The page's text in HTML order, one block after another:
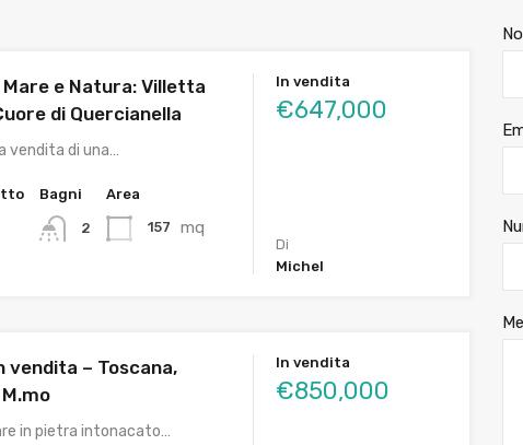
e Natura: Villetta
di Quercianella
vendita di una…
Bagni
2
Area
157 mq
In vendita
€647,000
Di
Michel
vendita – Toscana,
in pietra intonacato…
In vendita
€850,000